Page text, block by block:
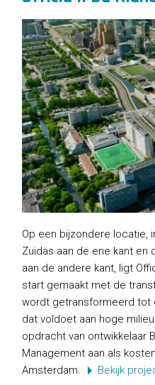
Op een bijzondere locatie,
Zuidas aan de ene kant en
aan de andere kant, ligt
start gemaakt met de
wordt getransformeerd tot
dat voldoet aan hoge
opdracht van ontwikkelaar
Management aan als
Amsterdam.
Bekijk